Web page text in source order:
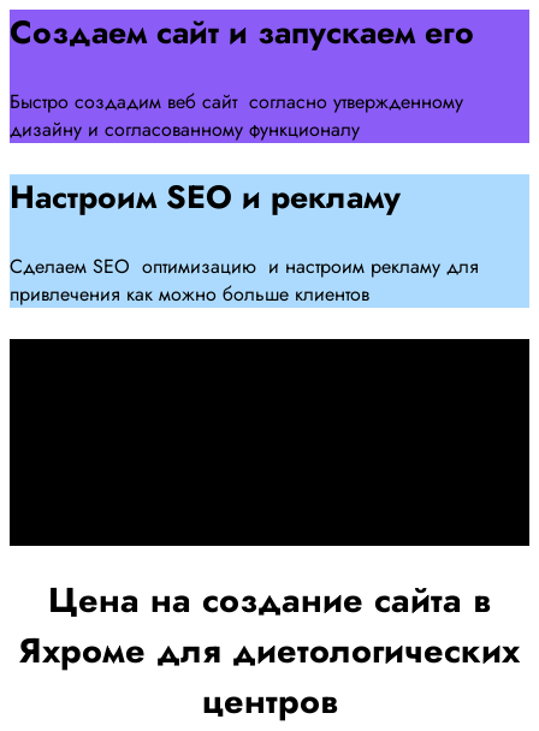
Создаем сайт и запускаем его
Быстро создадим веб сайт согласно утвержденному
дизайну и согласованному функционалу
Настроим SEO и рекламу
Сделаем SEO оптимизацию и настроим рекламу для
привлечения как можно больше клиентов
Цена на создание сайта в
Яхроме для диетологических
центров